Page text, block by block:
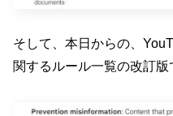
そして、本日からの、
関するルール一覧の改訂版